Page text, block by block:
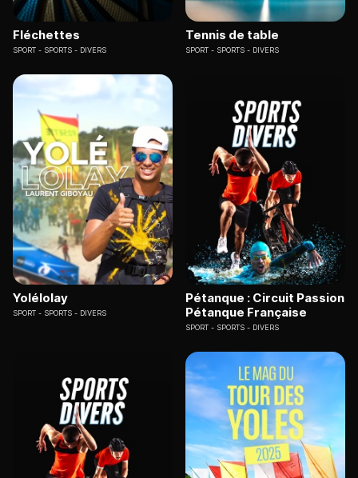
Fléchettes
SPORT SPORTS - DIVERS
Tennis de table
SPORT SPORTS - DIVERS
Yolélolay
SPORT SPORTS - DIVERS
Pétanque : Circuit Passion
Pétanque Française
SPORT SPORTS - DIVERS